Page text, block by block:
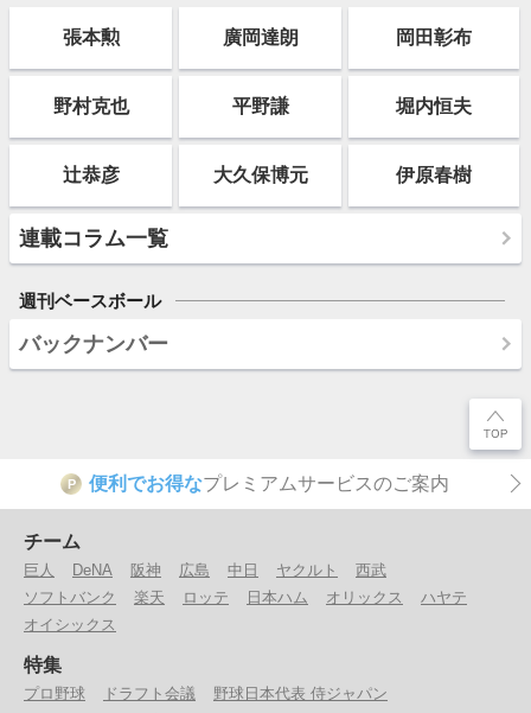
張本勲 廣岡達朗 岡田彰布
野村克也 平野謙 堀内恒夫
辻恭彦 大久保博元 伊原春樹
連載コラム一覧
週刊ベースボール
バックナンバー
P 便利でお得なプレミアムサービスのご案内
チーム
巨人 DeNA 阪神 広島 中日 ヤクルト
西武
ソフトバンク
楽天 ロッテ 日本ハム オリックス
ハヤテ
オイシックス
特集
プロ野球 ドラフト会議
野球日本代表 侍ジャパン